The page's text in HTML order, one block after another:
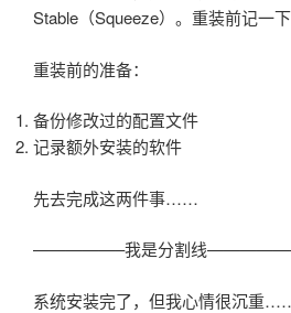
Stable（Squeeze）。重装前记一
重装前的准备：
备份修改过的配置文件
记录额外安装的软件
先去完成这两件事……
—————–我是分割线
系统安装完了，但我心情很沉重